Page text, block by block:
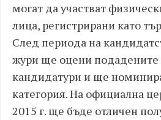
могат да участват
лица, регистрирани като
След периода на
жури ще оцени подадените
кандидатури и ще
категория. На официална
2015 г. ще бъде отличен